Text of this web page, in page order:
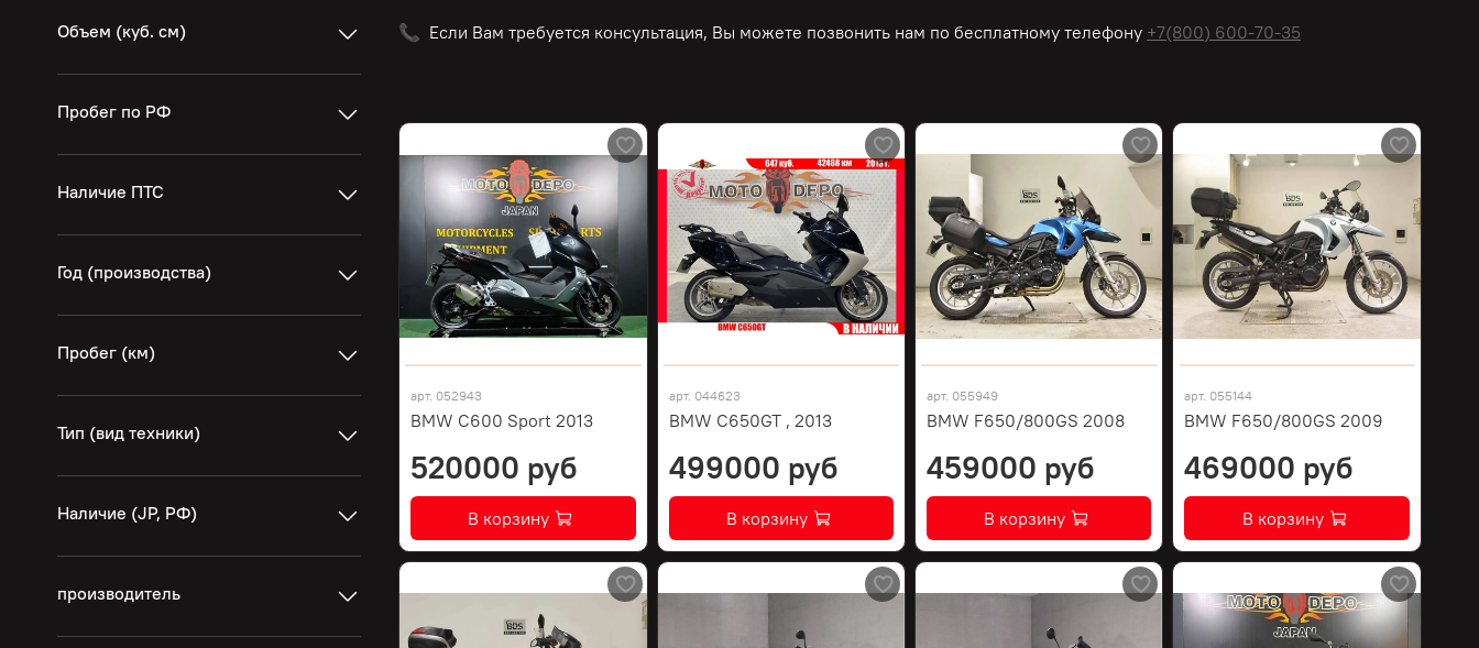
📞 Если Вам требуется консультация, Вы можете позвонить нам по бесплатномутелефону +7(800) 600-70-35
арт. 052943
BMW C600 Sport 2013
520000 руб
В корзину
арт. 044623
BMW C650GT , 2013
499000 руб
В корзину
арт. 055949
BMW F650/800GS 2008
459000 руб
В корзину
арт. 055144
BMW F650/800GS 2009
469000 руб
В корзину
Объем (куб. см)
Пробег по РФ
Наличие ПТС
Год (производства)
Пробег (км)
Тип (вид техники)
Наличие (JP, РФ)
производитель